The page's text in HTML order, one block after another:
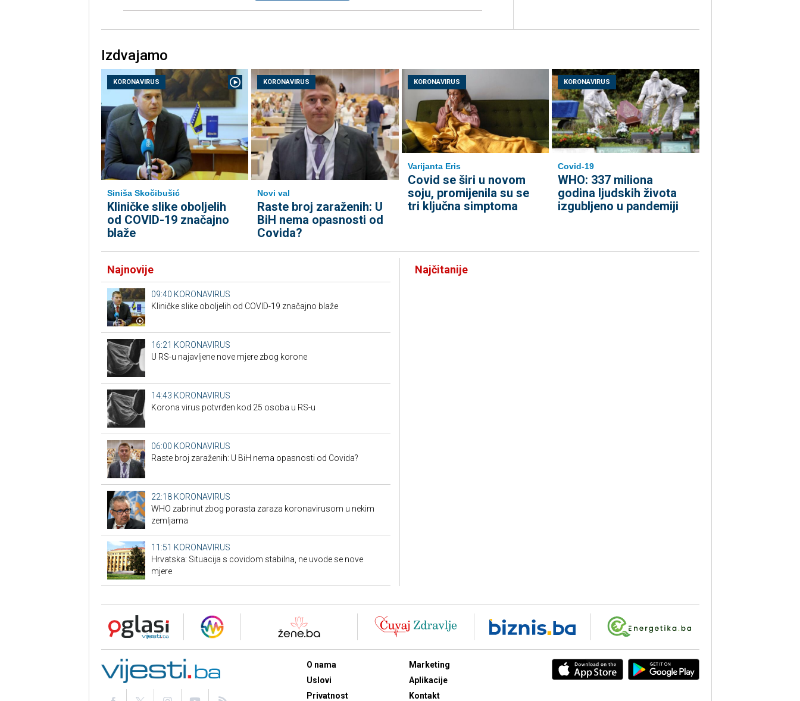
Izdvajamo
KORONAVIRUS
Siniša Skočibušić
Kliničke slike oboljelih
od COVID-19 značajno
blaže
KORONAVIRUS
Novi val
Raste broj zaraženih: U
BiH nema opasnosti od
Covida?
KORONAVIRUS
Varijanta Eris
Covid se širi u novom
soju, promijenila su se
tri ključna simptoma
KORONAVIRUS
Covid-19
WHO: 337 miliona
godina ljudskih života
izgubljeno u pandemiji
Najnovije
09:40 KORONAVIRUS
Kliničke slike oboljelih od COVID-19 značajno blaže
16:21 KORONAVIRUS
U RS-u najavljene nove mjere zbog korone
14:43 KORONAVIRUS
Korona virus potvrđen kod 25 osoba u RS-u
06:00 KORONAVIRUS
Raste broj zaraženih: U BiH nema opasnosti od Covida?
22:18 KORONAVIRUS
WHO zabrinut zbog porasta zaraza koronavirusom u nekim
zemljama
11:51 KORONAVIRUS
Hrvatska: Situacija s covidom stabilna, ne uvode se nove
mjere
Najčitanije
O nama
Uslovi
Privatnost
Marketing
Aplikacije
Kontakt